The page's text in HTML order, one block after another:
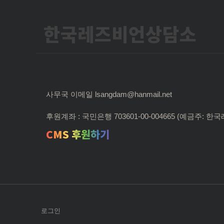
한국레즈비언상담소
사무국 이메일 lsangdam@hanmail.net
후원계좌 : 국민은행 703601-00-004665 (예금주: 한국
CMS 후원하기
로그인